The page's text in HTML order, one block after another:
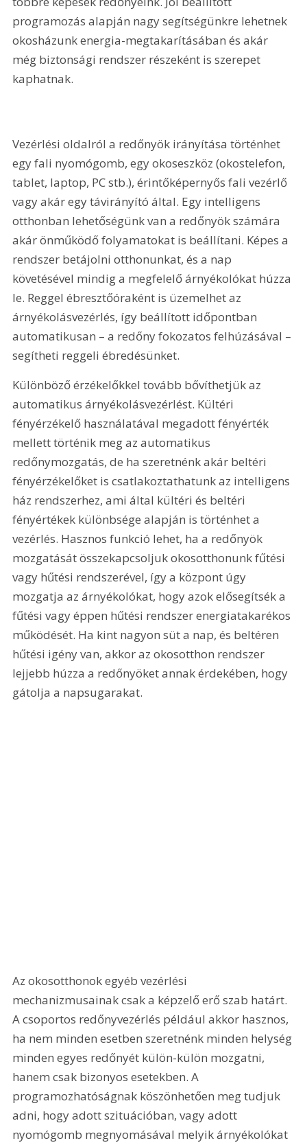
programozás alapján nagy segítségünkre lehetnek
okosházunk energia-megtakarításában és akár
még biztonsági rendszer részeként is szerepet
kaphatnak.
Vezérlési oldalról a redőnyök irányítása történhet
egy fali nyomógomb, egy okoseszköz (okostelefon,
tablet, laptop, PC stb.), érintőképernyős fali vezérlő
vagy akár egy távirányító által. Egy intelligens
otthonban lehetőségünk van a redőnyök számára
akár önműködő folyamatokat is beállítani. Képes a
rendszer betájolni otthonunkat, és a nap
követésével mindig a megfelelő árnyékolókat húzza
le. Reggel ébresztőóraként is üzemelhet az
árnyékolásvezérlés, így beállított időpontban
automatikusan – a redőny fokozatos felhúzásával –
segítheti reggeli ébredésünket.
Különböző érzékelőkkel tovább bővíthetjük az
automatikus árnyékolásvezérlést. Kültéri
fényérzékelő használatával megadott fényérték
mellett történik meg az automatikus
redőnymozgatás, de ha szeretnénk akár beltéri
fényérzékelőket is csatlakoztathatunk az intelligens
ház rendszerhez, ami által kültéri és beltéri
fényértékek különbsége alapján is történhet a
vezérlés. Hasznos funkció lehet, ha a redőnyök
mozgatását összekapcsoljuk okosotthonunk fűtési
vagy hűtési rendszerével, így a központ úgy
mozgatja az árnyékolókat, hogy azok elősegítsék a
fűtési vagy éppen hűtési rendszer energiatakarékos
működését. Ha kint nagyon süt a nap, és beltéren
hűtési igény van, akkor az okosotthon rendszer
lejjebb húzza a redőnyöket annak érdekében, hogy
gátolja a napsugarakat.
Az okosotthonok egyéb vezérlési
mechanizmusainak csak a képzelő erő szab határt.
A csoportos redőnyvezérlés például akkor hasznos,
ha nem minden esetben szeretnénk minden helység
minden egyes redőnyét külön-külön mozgatni,
hanem csak bizonyos esetekben. A
programozhatóságnak köszönhetően meg tudjuk
adni, hogy adott szituációban, vagy adott
nyomógomb megnyomásával melyik árnyékolókat